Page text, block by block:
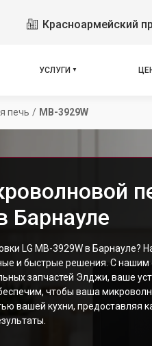
Красноармейский
УСЛУГИ
печь / MB-3929W
Барнауле
LG MB-3929W в Барнауле?
и быстрые решения. С нашим
запчастей Элджи, ваше
чтобы ваша
вашей кухни, предоставляя